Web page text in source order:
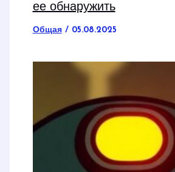
ее обнаружить
Общая/ 05.08.2025